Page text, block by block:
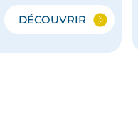
DÉCOUVRIR
L'ESSENTIEL
LA